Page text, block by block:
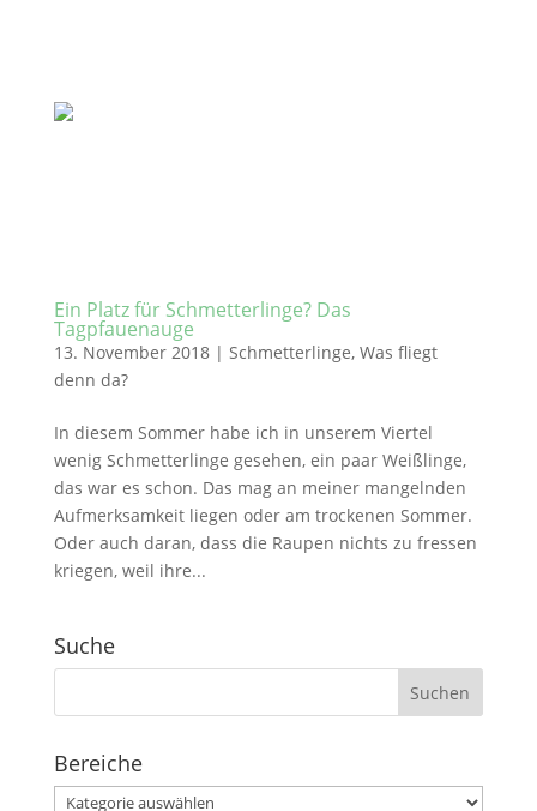
Ein Platz für Schmetterlinge? Das
Tagpfauenauge
13. November 2018| Schmetterlinge, Was fliegt
denn da?
In diesem Sommer habe ich in unserem Viertel
wenig Schmetterlinge gesehen, ein paar Weißlinge,
das war es schon. Das mag an meiner mangelnden
Aufmerksamkeit liegen oder am trockenen Sommer.
Oder auch daran, dass die Raupen nichts zu fressen
kriegen, weil ihre...
Suche
Suchen
Bereiche
Bereiche